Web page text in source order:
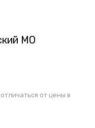
МО
от цены в